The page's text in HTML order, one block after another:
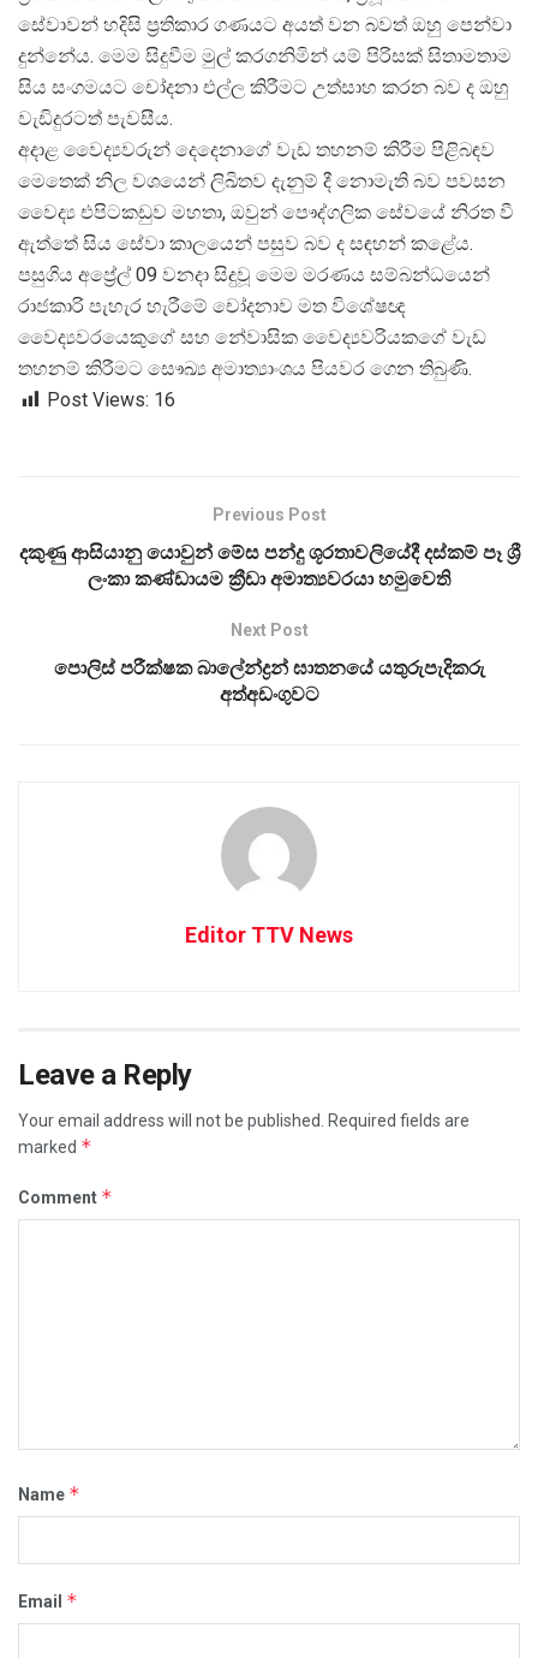
සේවාවන් හදිසි ප්රතිකාර ගණයට අයත් වන බවත් ඔහු පෙන්වා
දුන්නේය. මෙම සිදුවීම මුල් කරගනිමින් යම් පිරිසක් සිතාමතාම
සිය සංගමයට චෝදනා එල්ල කිරීමට උත්සාහ කරන බව ද ඔහු
වැඩිදුරටත් පැවසීය.
අදාළ වෛද්යවරුන් දෙදෙනාගේ වැඩ තහනම් කිරීම පිළිබඳව
මෙතෙක් නිල වශයෙන් ලිඛිතව දැනුම් දී නොමැති බව පවසන
වෛද් ය එපිටකඩුව මහතා, ඔවුන් පෞද්ගලික සේවයේ නිරත වී
ඇත්තේ සිය සේවා කාලයෙන් පසුව බව ද සඳහන් කළේය.
පසුගිය අප්රේල් 09 වනදා සිදුවූ මෙම මරණය සම්බන්ධයෙන්
රාජකාරි පැහැර හැරීමේ චෝදනාව මත විශේෂඥ
වෛද්යවරයෙකුගේ සහ නේවාසික වෛද්යවරියකගේ වැඩ
තහනම් කිරීමට සෞඛ් ය අමාත්යාංශය පියවර ගෙන තිබුණි.
Post Views: 16
Previous Post
දකුණු ආසියානු යොවුන් මේස පන්දු ශූරතාවලියේදී දස්කම් පෑ ශ්‍රී
ලංකා කණ්ඩායම ක්‍රීඩා අමාත්‍යවරයා හමුවෙති
Next Post
පොලිස් පරීක්ෂක බාලේන්ද්‍රන් ඝාතනයේ යතුරුපැදිකරු
අත්අඩංගුවට
Editor TTV News
Leave a Reply
Your email address will not be published.
Required fields are
marked *
Comment *
Name *
Email *